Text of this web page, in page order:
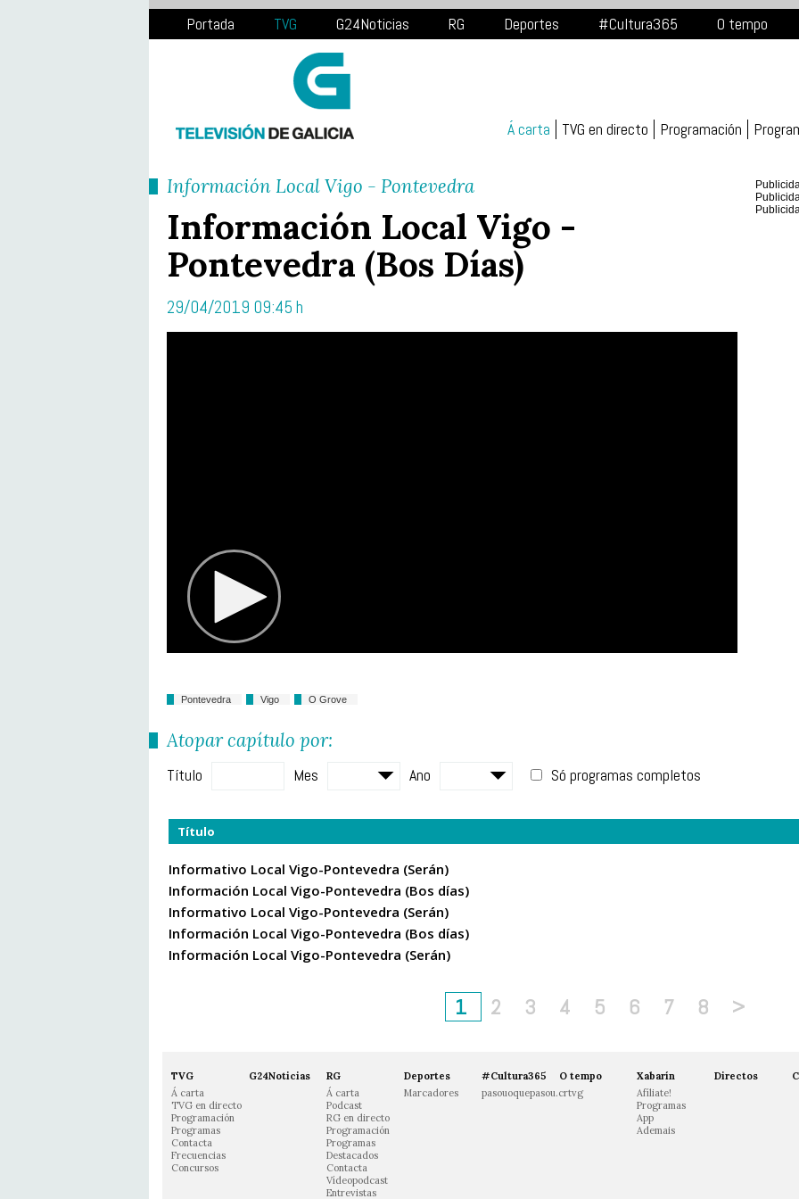
Portada TVG G24Noticias RG Deportes #Cultura365 O tempo
Á carta TVG en directo Programación
Información Local Vigo - Pontevedra
Información Local Vigo -
Pontevedra (Bos Días)
29/04/2019 09:45 h
Pontevedra Vigo O Grove
Atopar capítulo por:
Título Mes Ano Só programas completos
Título
Informativo Local Vigo-Pontevedra (Serán)
Información Local Vigo-Pontevedra (Bos días)
Informativo Local Vigo-Pontevedra (Serán)
Información Local Vigo-Pontevedra (Bos días)
Información Local Vigo-Pontevedra (Serán)
1 2 3 4 5 6 7 8 >
TVG
Á carta
TVG en directo
Programación
Programas
Contacta
Frecuencias
Concursos
G24Noticias
RG
Á carta
Podcast
RG en directo
Programación
Programas
Destacados
Contacta
Vídeopodcast
Entrevistas
Deportes
Marcadores
#Cultura365
pasouoquepasou.crtvg
O tempo
Xabarín
Afíliate!
Programas
App
Ademais
Directos